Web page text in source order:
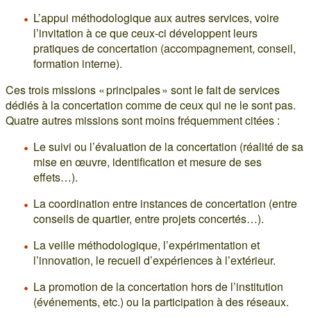
L’appui méthodologique aux autres services, voire
l’invitation à ce que ceux-ci développent leurs
pratiques de concertation (accompagnement, conseil,
formation interne).
Ces trois missions « principales » sont le fait de services
dédiés à la concertation comme de ceux qui ne le sont pas.
Quatre autres missions sont moins fréquemment citées :
Le suivi ou l’évaluation de la concertation (réalité de sa
mise en œuvre, identification et mesure de ses
effets…).
La coordination entre instances de concertation (entre
conseils de quartier, entre projets concertés…).
La veille méthodologique, l’expérimentation et
l’innovation, le recueil d’expériences à l’extérieur.
La promotion de la concertation hors de l’institution
(événements, etc.) ou la participation à des réseaux.